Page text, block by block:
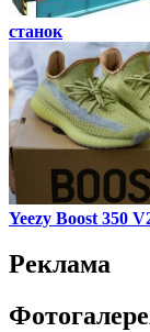
станок
Yeezy Boost 350
Реклама